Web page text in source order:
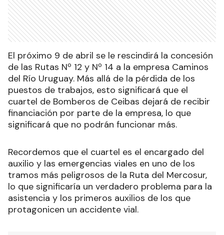
El próximo 9 de abril se le rescindirá la concesión
de las Rutas Nº 12 y Nº 14 a la empresa Caminos
del Río Uruguay. Más allá de la pérdida de los
puestos de trabajos, esto significará que el
cuartel de Bomberos de Ceibas dejará de recibir
financiación por parte de la empresa, lo que
significará que no podrán funcionar más.
Recordemos que el cuartel es el encargado del
auxilio y las emergencias viales en uno de los
tramos más peligrosos de la Ruta del Mercosur,
lo que significaría un verdadero problema para la
asistencia y los primeros auxilios de los que
protagonicen un accidente vial.